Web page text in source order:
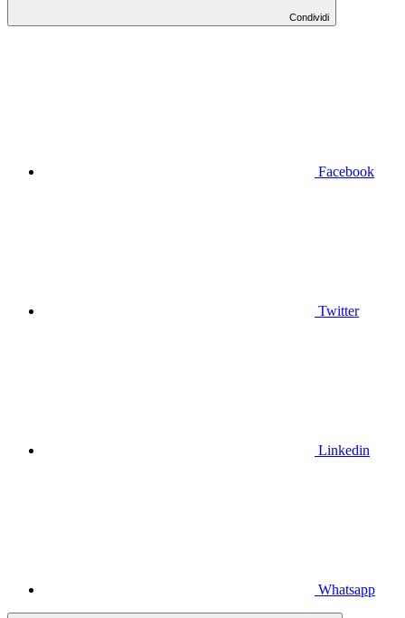
Condividi
Facebook
Twitter
Linkedin
Whatsapp